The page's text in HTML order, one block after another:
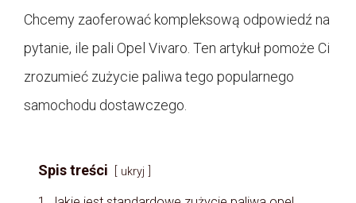
Chcemy zaoferować kompleksową odpowiedź na
pytanie, ile pali Opel Vivaro. Ten artykuł pomoże Ci
zrozumieć zużycie paliwa tego popularnego
samochodu dostawczego.
Spis treści ukryj